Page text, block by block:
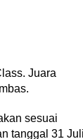
Juara
sesuai
tanggal 31